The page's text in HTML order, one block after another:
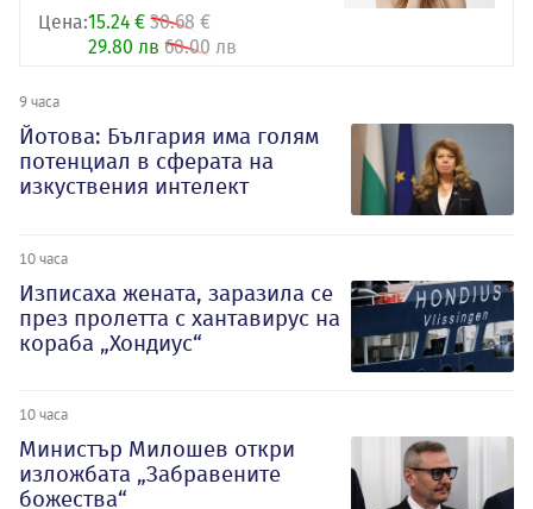
Цена:15.24 € 30.68 €
29.80 лв 60.00 лв
9 часа
Йотова: България има голям
потенциал в сферата на
изкуствения интелект
10 часа
Изписаха жената, заразила се
през пролетта с хантавирус на
кораба „Хондиус“
10 часа
Министър Милошев откри
изложбата „Забравените
божества“